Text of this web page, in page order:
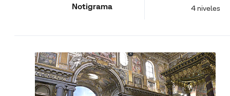
Notigrama 4 niveles